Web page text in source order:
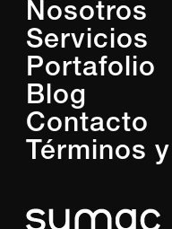
Nosotros
Servicios
Portafolio
Blog
Contacto
Términos